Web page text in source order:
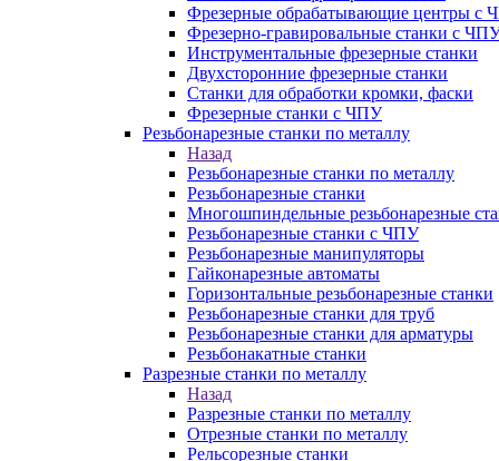
Фрезерные обрабатывающие центры с
Фрезерно-гравировальные станки с
Инструментальные фрезерные станки
Двухсторонние фрезерные станки
Станки для обработки кромки, фаски
Фрезерные станки с ЧПУ
Резьбонарезные станки по металлу
Назад
Резьбонарезные станки по металлу
Резьбонарезные станки
Многошпиндельные резьбонарезные
Резьбонарезные станки с ЧПУ
Резьбонарезные манипуляторы
Гайконарезные автоматы
Горизонтальные резьбонарезные станки
Резьбонарезные станки для труб
Резьбонарезные станки для арматуры
Резьбонакатные станки
Разрезные станки по металлу
Назад
Разрезные станки по металлу
Отрезные станки по металлу
Рельсорезные станки